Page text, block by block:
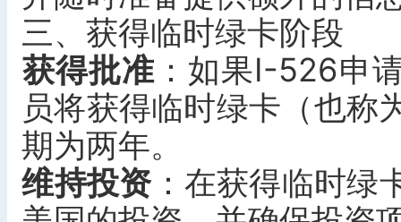
三、获得临时绿卡阶段
获得批准：如果I-526申
员将获得临时绿卡（也称
期为两年。
维持投资：在获得临时绿